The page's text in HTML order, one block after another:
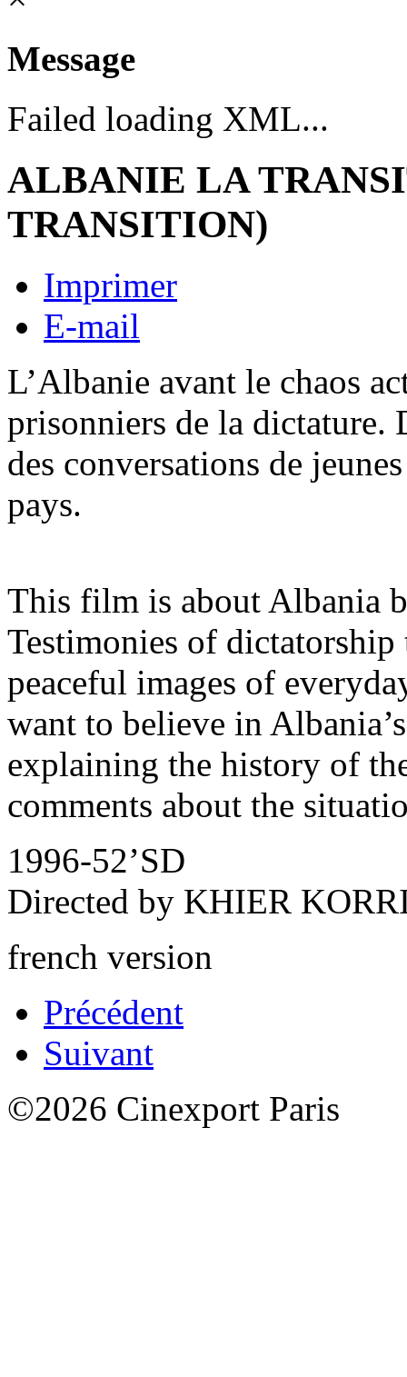
Message
Failed loading XML...
ALBANIE LA
TRANSITION)
Imprimer
E-mail
L’Albanie avant le chaos
prisonniers de la dictature.
des conversations de
pays.
This film is about Albania
Testimonies of
peaceful images of
want to believe in
explaining the history of
comments about the
1996-52’SD
Directed by KHIER
french version
Précédent
Suivant
©2026 Cinexport Paris